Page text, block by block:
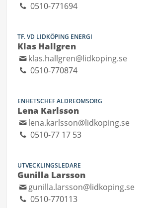
0510-771694
TF. VD LIDKÖPING ENERGI
Klas Hallgren
klas.hallgren@lidkoping.se
0510-770874
ENHETSCHEF ÄLDREOMSORG
Lena Karlsson
lena.karlsson@lidkoping.se
0510-77 17 53
UTVECKLINGSLEDARE
Gunilla Larsson
gunilla.larsson@lidkoping.se
0510-770113